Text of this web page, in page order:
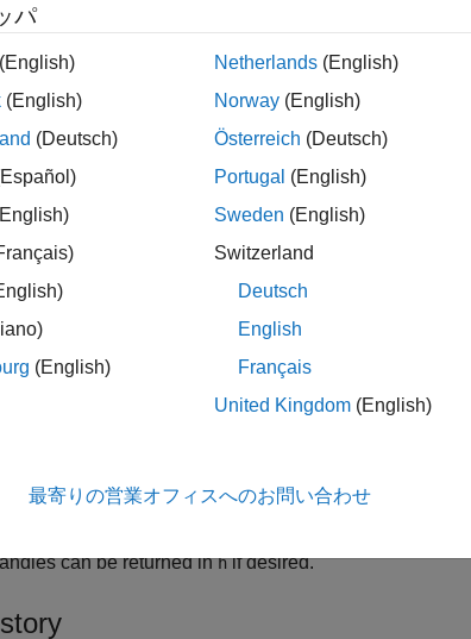
visibility of parallel labeling on the currentaxesm -
the visibility of parallel labels to 'on'
the visibility of parallel labels to'off'
resets the displayed parallel labels using the
sets the value of the PLabelMeridian
For a complete description ofaxesm -based map
can be returned inhif desired.
パ
(English)
(English)
(Deutsch)
(English)
Netherlands (English)
Norway (English)
Österreich (Deutsch)
Portugal (English)
Sweden (English)
Switzerland
Deutsch
English
Français
United Kingdom (English)
最寄りの営業オフィスへのお問い合わせ